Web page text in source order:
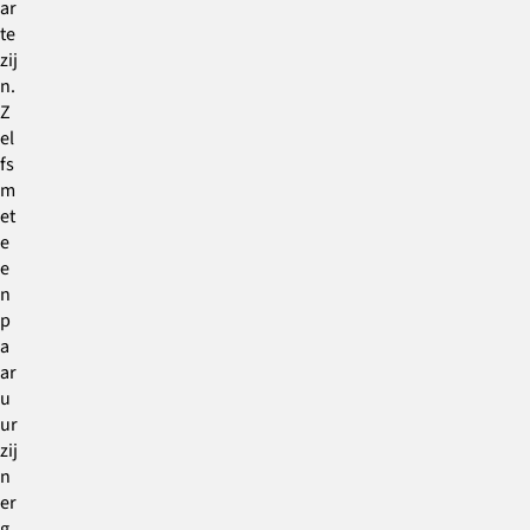
ar
te
zij
n.
Z
el
fs
m
et
e
e
n
p
a
ar
u
ur
zij
n
er